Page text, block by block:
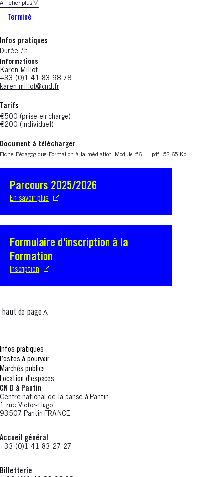
Afficher plus
Terminé
Infos pratiques
Durée 7h
Informations
Karen Millot
+33 (0)1 41 83 98 78
karen.millot@cnd.fr
Tarifs
€500 (prise en charge)
€200 (individuel)
Document à télécharger
Nouvelle fenêtre
Fiche Pédagogique Formation à la médiation_Module #6 — pdf, 52.65 Ko
Parcours 2025/2026
En savoir plus
S'ouvre dans une nouvelle fenêtre
Formulaire d'inscription à la
Formation
Inscription
S'ouvre dans une nouvelle fenêtre
haut de page
Infos pratiques
Postes à pourvoir
Marchés publics
Location d'espaces
CN D à Pantin
Centre national de la danse à Pantin
1 rue Victor-Hugo
93507 Pantin FRANCE
Accueil général
+33 (0)1 41 83 27 27
Billetterie